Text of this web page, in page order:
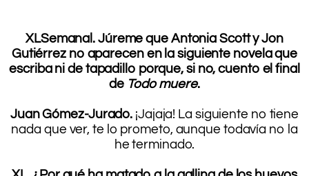
XLSemanal. Júreme que Antonia Scott y Jon
Gutiérrez no aparecen en la siguiente novela que
escriba ni de tapadillo porque, si no, cuento el final
de Todo muere.
Juan Gómez-Jurado. ¡Jajaja! La siguiente no tiene
nada que ver, te lo prometo, aunque todavía no la
he terminado.